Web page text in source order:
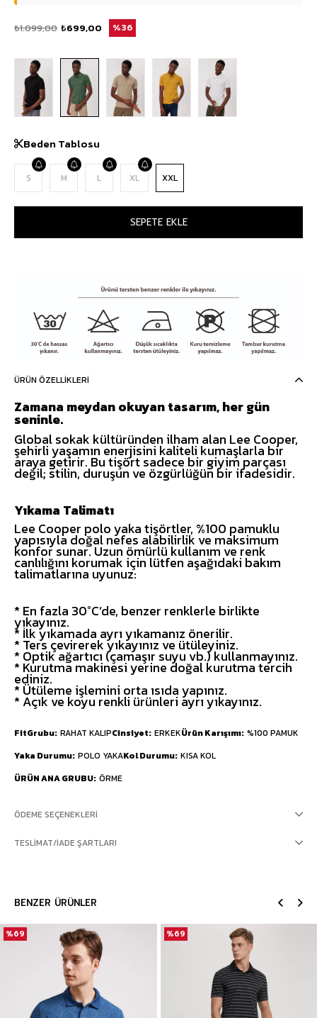
₺1.099,00 ₺699,00 36
Beden Tablosu
S M L XL XXL
ÜRÜN ÖZELLIKLERI
Zamana meydan okuyan tasarım, her gün
seninle.
Global sokak kültüründen ilham alan Lee Cooper,
şehirli yaşamın enerjisini kaliteli kumaşlarla bir
araya getirir. Bu tişört sadece bir giyim parçası
değil; stilin, duruşun ve özgürlüğün bir ifadesidir.
Yıkama Talimatı
Lee Cooper polo yaka tişörtler, %100 pamuklu
yapısıyla doğal nefes alabilirlik ve maksimum
konfor sunar. Uzun ömürlü kullanım ve renk
canlılığını korumak için lütfen aşağıdaki bakım
talimatlarına uyunuz:
* En fazla 30°C’de, benzer renklerle birlikte
yıkayınız.
* İlk yıkamada ayrı yıkamanız önerilir.
* Ters çevirerek yıkayınız ve ütüleyiniz.
* Optik ağartıcı (çamaşır suyu vb.) kullanmayınız.
* Kurutma makinesi yerine doğal kurutma tercih
ediniz.
* Ütüleme işlemini orta ısıda yapınız.
* Açık ve koyu renkli ürünleri ayrı yıkayınız.
FitGrubu RAHAT KALIPCinsiyet ERKEKÜrün Karışımı %100 PAMUK
Yaka Durumu POLO YAKAKol Durumu KISA KOL
ÜRÜN ANA GRUBU ÖRME
ÖDEME SEÇENEKLERI
TESLIMAT/İADE ŞARTLARI
BENZER ÜRÜNLER
%69 %69